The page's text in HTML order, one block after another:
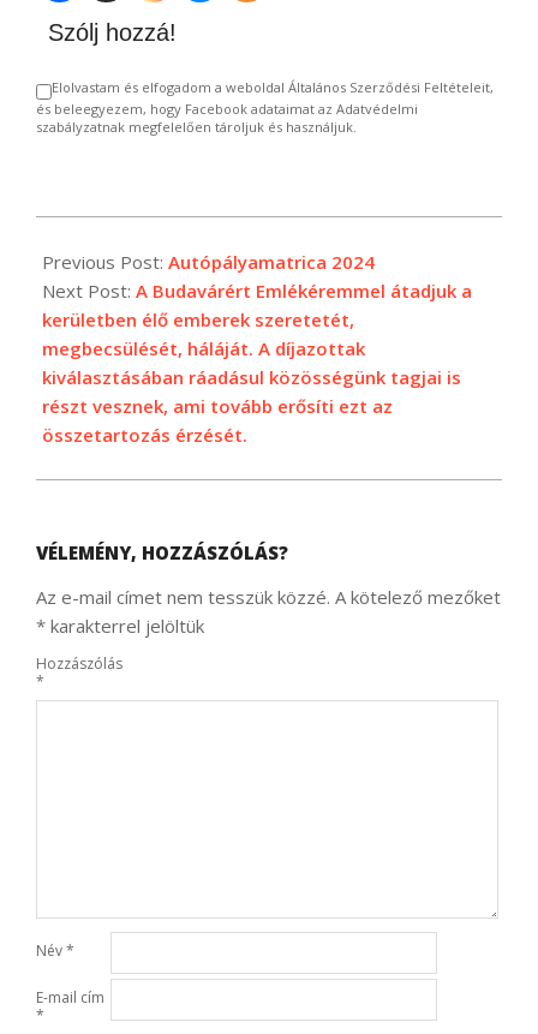
Szólj hozzá!
Elolvastam és elfogadom a weboldal Általános Szerződési Feltételeit,
és beleegyezem, hogy Facebook adataimat az Adatvédelmi
szabályzatnak megfelelően tároljuk és használjuk.
01-
17
Previous Post: Autópályamatrica 2024
Next Post: A Budavárért Emlékéremmel átadjuk a
kerületben élő emberek szeretetét,
megbecsülését, háláját. A díjazottak
kiválasztásában ráadásul közösségünk tagjai is
részt vesznek, ami tovább erősíti ezt az
összetartozás érzését.
VÉLEMÉNY, HOZZÁSZÓLÁS?
Az e-mail címet nem tesszük közzé. A kötelező mezőket
* karakterrel jelöltük
Hozzászólás
*
Név*
E-mail cím
*